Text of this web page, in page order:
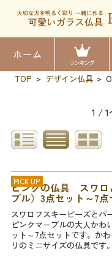
ホーム
TOP > デザイン仏具 >
1 /
PICK UP
ピンクの仏具 スワロ
ブル）3点セット～7点
スワロフスキービーズとパ
ピンクマーブルの大人かわ
ット～7点セットです。か
リのミニサイズの仏具です。